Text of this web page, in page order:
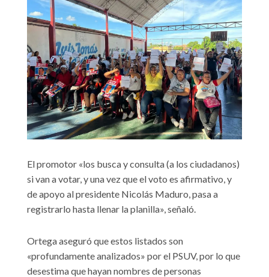
El promotor «los busca y consulta (a los ciudadanos)
si van a votar, y una vez que el voto es afirmativo, y
de apoyo al presidente Nicolás Maduro, pasa a
registrarlo hasta llenar la planilla», señaló.
Ortega aseguró que estos listados son
«profundamente analizados» por el PSUV, por lo que
desestima que hayan nombres de personas